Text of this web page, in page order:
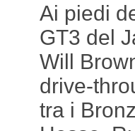
Ai piedi
GT3 del
Will
drive-
tra i